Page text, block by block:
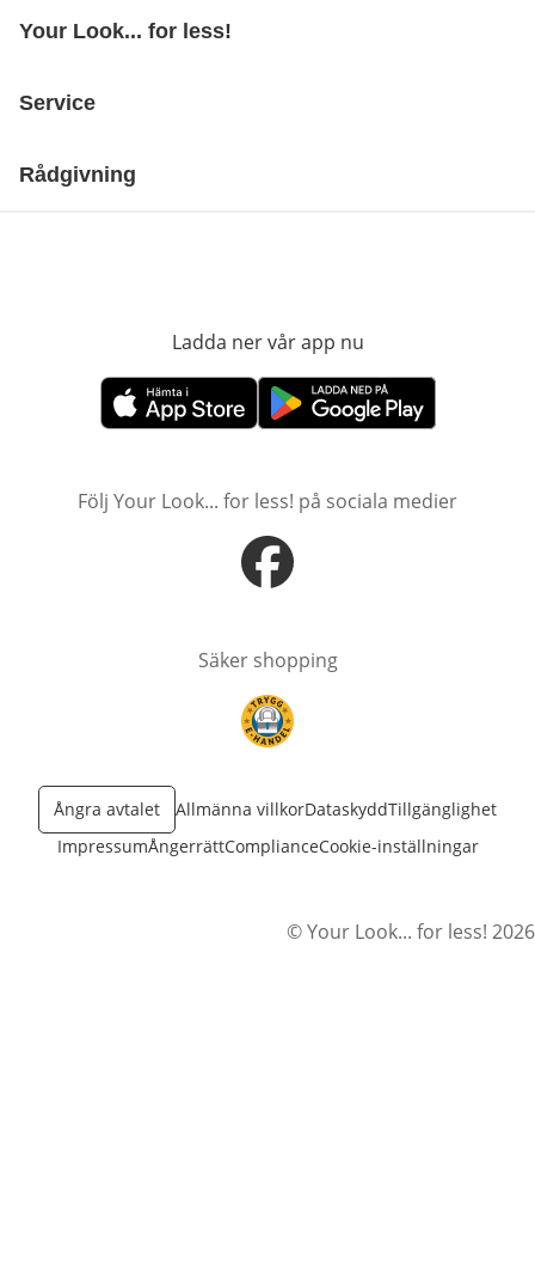
Your Look... for less!
Service
Rådgivning
Ladda ner vår app nu
öppnas i nytt fönsteröppnas i nytt fönster
Följ Your Look... for less! på sociala medier
öppnas i nytt fönster
Säker shopping
öppnas i nytt fönster
Ångra avtalet Allmänna villkorDataskyddTillgänglighet
ImpressumÅngerrättComplianceCookie-inställningar
© Your Look... for less! 2026